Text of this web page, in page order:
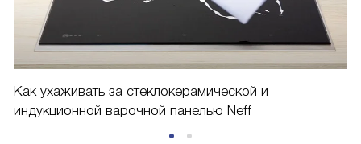
Как ухаживать за стеклокерамической и
индукционной варочной панелью Neff